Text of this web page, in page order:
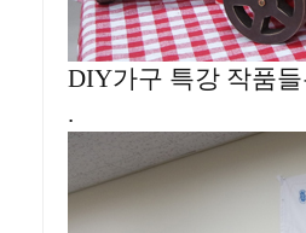
DIY가구 특강 작품
.